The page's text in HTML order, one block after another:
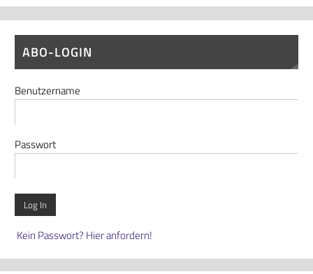
ABO-LOGIN
Benutzername
Passwort
Kein Passwort? Hier anfordern!